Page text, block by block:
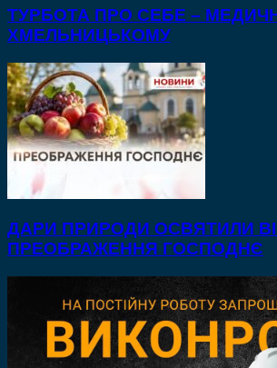
ТУРБОТА ПРО СЕБЕ –
ХМЕЛЬНИЦЬКОМУ
ДАРИ ПРИРОДИ ОСВЯТИЛИ
ПРЕОБРАЖЕННЯ ГОСПОДНЄ